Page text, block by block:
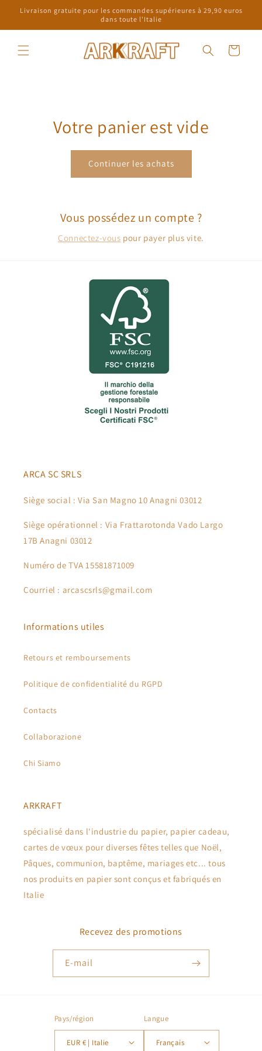
passer
Livraison gratuite pour les commandes supérieures à 29,90 euros
dans toute l'Italie
Panier
Votre panier est vide
Continuer les achats
Vous possédez un compte ?
Connectez-vous pour payer plus vite.
ARCA SC SRLS
Siège social : Via San Magno 10 Anagni 03012
Siège opérationnel : Via Frattarotonda Vado Largo
17B Anagni 03012
Numéro de TVA 15581871009
Courriel : arcascsrls@gmail.com
Informations utiles
Retours et remboursements
Politique de confidentialité du RGPD
Contacts
Collaborazione
Chi Siamo
ARKRAFT
spécialisé dans l'industrie du papier, papier cadeau,
cartes de vœux pour diverses fêtes telles que Noël,
Pâques, communion, baptême, mariages etc... tous
nos produits en papier sont conçus et fabriqués en
Italie
Recevez des promotions
E-mail
Pays/région
EUR € | Italie
Langue
Français